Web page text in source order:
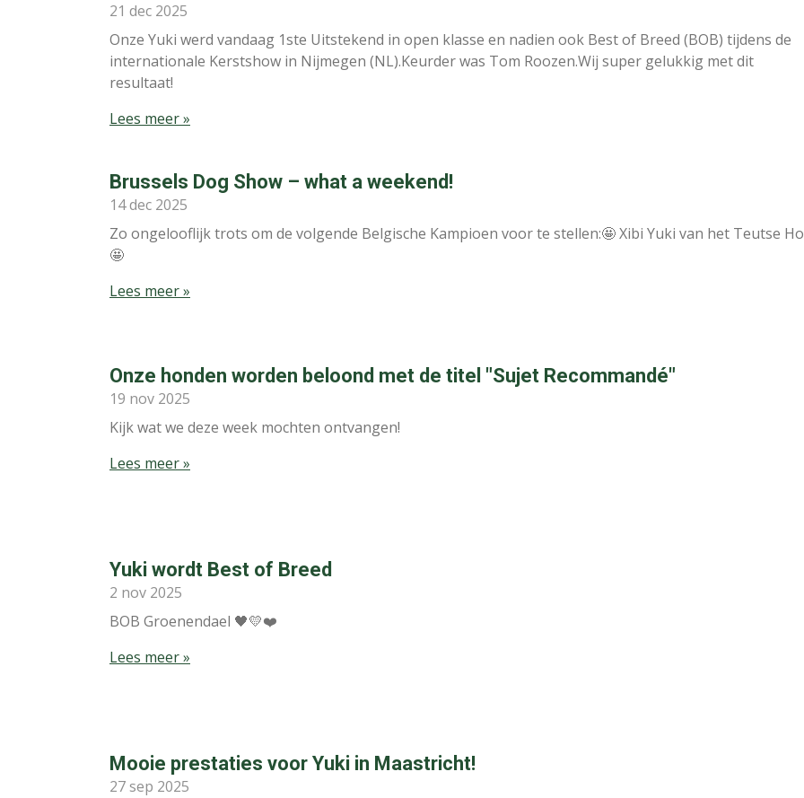
21 dec 2025
Onze Yuki werd vandaag 1ste Uitstekend in open klasse en nadien ook Best of Breed (BOB) tijdens de
internationale Kerstshow in Nijmegen (NL).Keurder was Tom Roozen.Wij super gelukkig met dit
resultaat!
Lees meer »
Brussels Dog Show – what a weekend!
14 dec 2025
Zo ongelooflijk trots om de volgende Belgische Kampioen voor te stellen:🤩 Xibi Yuki van het Teutse
🤩
Lees meer »
Onze honden worden beloond met de titel "Sujet Recommandé"
19 nov 2025
Kijk wat we deze week mochten ontvangen!
Lees meer »
Yuki wordt Best of Breed
2 nov 2025
BOB Groenendael 🖤💛❤️
Lees meer »
Mooie prestaties voor Yuki in Maastricht!
27 sep 2025